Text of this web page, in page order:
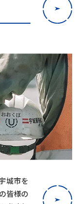
城市を
皆様の